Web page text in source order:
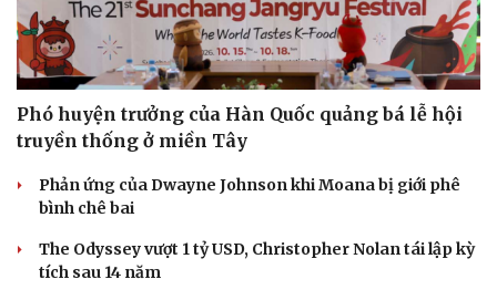
Phó huyện trưởng của Hàn Quốc quảng bá lễ hội
truyền thống ở miền Tây
Phản ứng của Dwayne Johnson khi Moana bị giới phê
bình chê bai
The Odyssey vượt 1 tỷ USD, Christopher Nolan tái lập kỳ
tích sau 14 năm